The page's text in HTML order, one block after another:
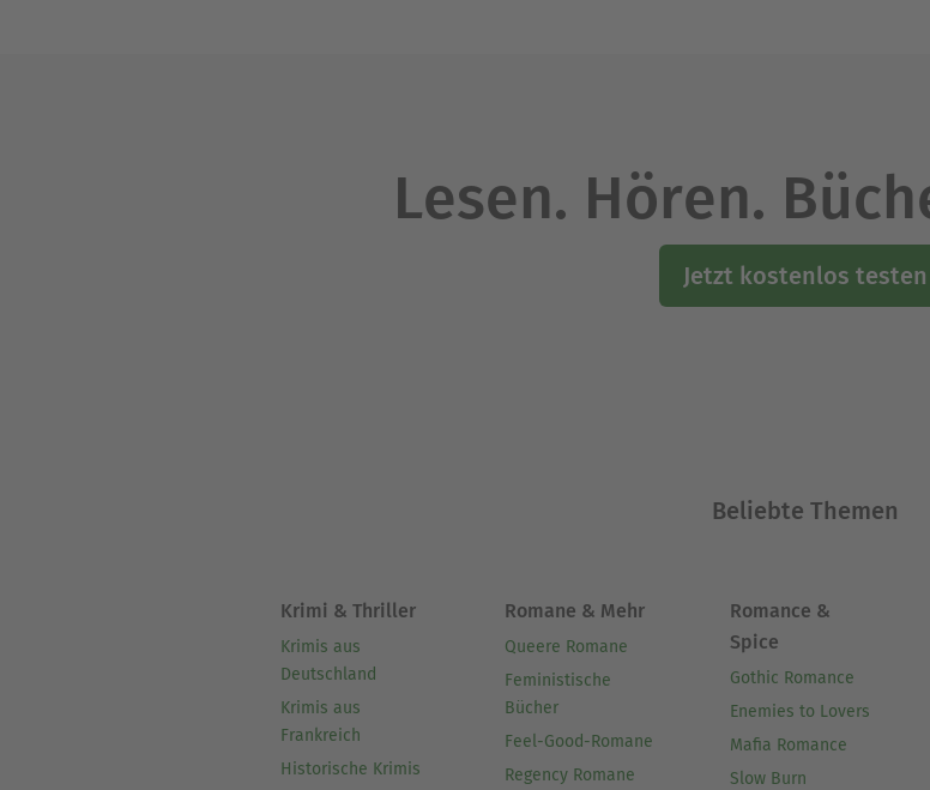
Lesen. Hören.
Jetzt kostenlos testen
Beliebte Themen
Krimi & Thriller
Krimis aus
Deutschland
Krimis aus
Frankreich
Historische Krimis
Romane & Mehr
Queere Romane
Feministische
Bücher
Feel-Good-Romane
Regency Romane
Romance &
Spice
Gothic Romance
Enemies to Lovers
Mafia Romance
Slow Burn